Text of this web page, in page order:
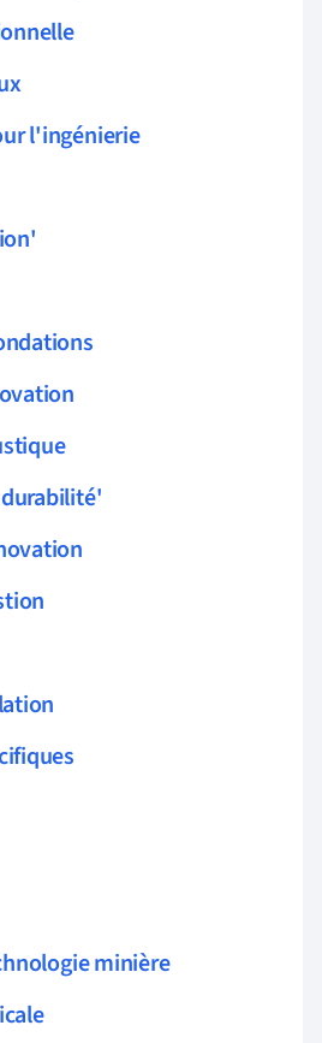
l'ingénierie
minière